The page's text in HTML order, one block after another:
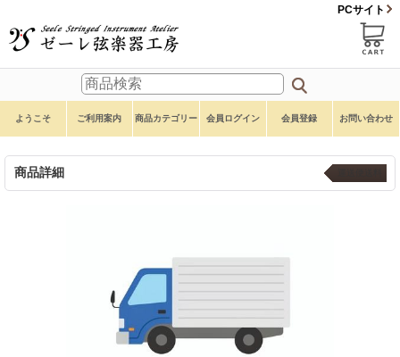
PCサイト
ようこそ ご利用案内 商品カテゴリー 会員ログイン 会員登録 お問い合わせ
商品詳細